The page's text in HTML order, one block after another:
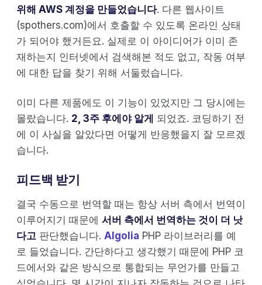
위해 AWS 계정을 만들었습니다. 다른 웹사이트
(spothers.com)에서 호출할 수 있도록 온라인 상태
가 되어야 했거든요. 실제로 이 아이디어가 이미 존
재하는지 인터넷에서 검색해본 적도 없고, 작동 여부
에 대한 답을 찾기 위해 서둘렀습니다.
이미 다른 제품에도 이 기능이 있었지만 그 당시에는
몰랐습니다. 2, 3주 후에야 알게 되었죠. 코딩하기 전
에 이 사실을 알았다면 어떻게 반응했을지 잘 모르겠
습니다.
피드백 받기
결국 수동으로 번역할 때는 항상 서버 측에서 번역이
이루어지기 때문에 서버 측에서 번역하는 것이 더 낫
다고 판단했습니다. Algolia PHP 라이브러리를 예
로 들었습니다. 간단하다고 생각했기 때문에 PHP 코
드에서와 같은 방식으로 통합되는 무언가를 만들고